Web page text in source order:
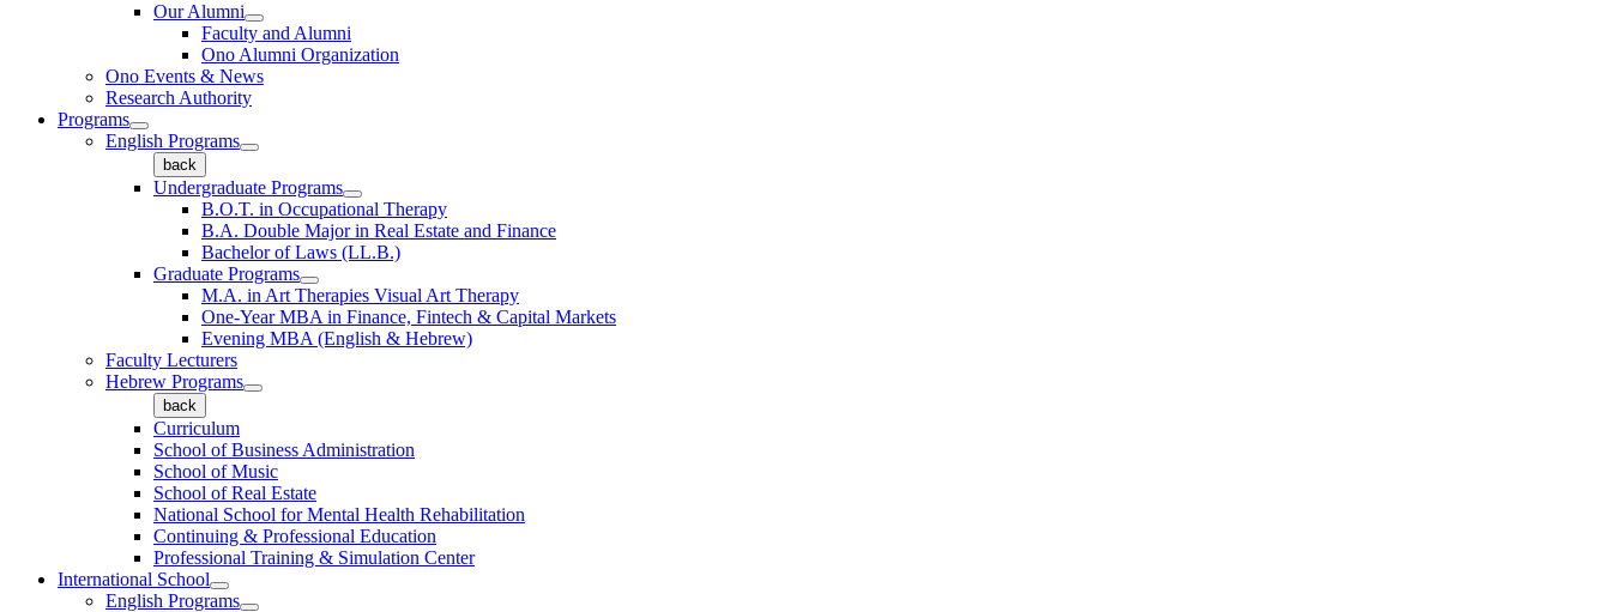
Our Alumni
Faculty and Alumni
Ono Alumni Organization
Ono Events & News
Research Authority
Programs
English Programs
back
Undergraduate Programs
B.O.T. in Occupational Therapy
B.A. Double Major in Real Estate and Finance
Bachelor of Laws (LL.B.)
Graduate Programs
M.A. in Art Therapies Visual Art Therapy
One-Year MBA in Finance, Fintech & Capital Markets
Evening MBA (English & Hebrew)
Faculty Lecturers
Hebrew Programs
back
Curriculum
School of Business Administration
School of Music
School of Real Estate
National School for Mental Health Rehabilitation
Continuing & Professional Education
Professional Training & Simulation Center
International School
English Programs